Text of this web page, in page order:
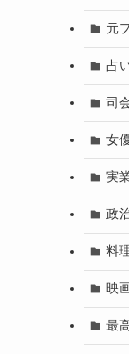
元
占
司
女
実
政
料
映
最